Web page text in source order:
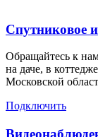
Спутниковое
Обращайтесь к
на даче, в
Московской
Подключить